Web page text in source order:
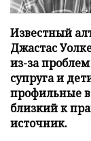
Известный
Джастас
из-за
супруга и
профильные
близкий к
источник.